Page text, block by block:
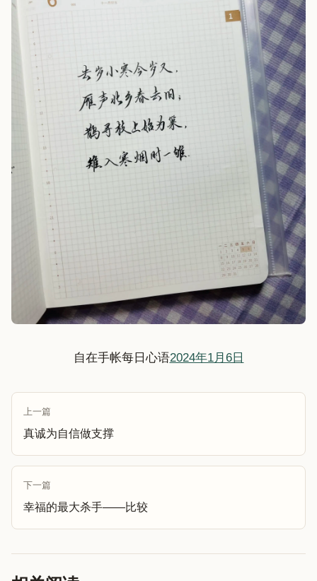
自在手帐每日心语2024年1月6日
上一篇
真诚为自信做支撑
下一篇
幸福的最大杀手——比较